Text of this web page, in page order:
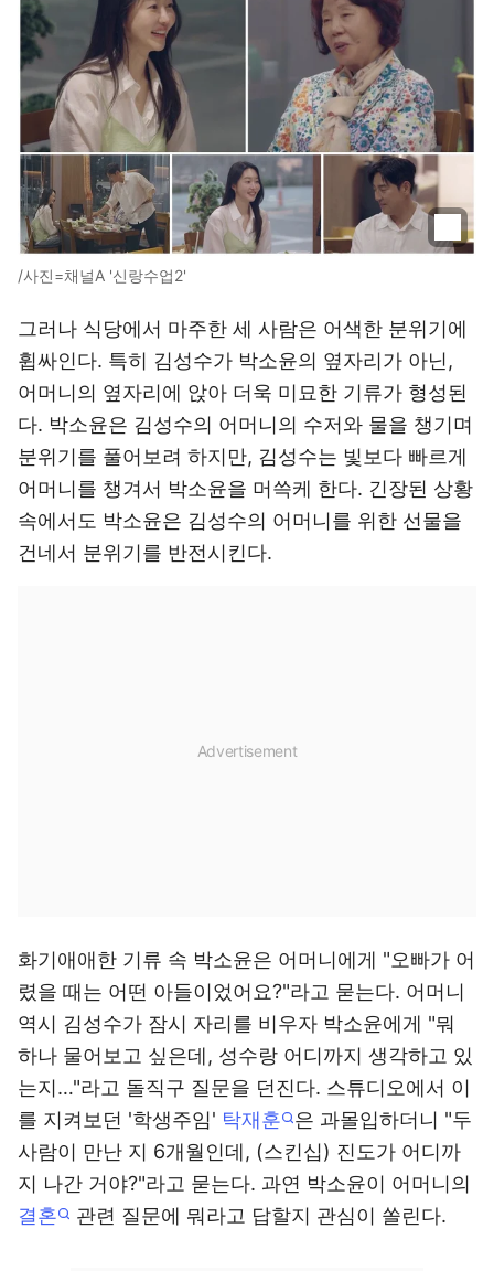
/사진=채널A '신랑수업2'
그러나 식당에서 마주한 세 사람은 어색한 분위기에
휩싸인다. 특히 김성수가 박소윤의 옆자리가 아닌,
어머니의 옆자리에 앉아 더욱 미묘한 기류가 형성된
다. 박소윤은 김성수의 어머니의 수저와 물을 챙기며
분위기를 풀어보려 하지만, 김성수는 빛보다 빠르게
어머니를 챙겨서 박소윤을 머쓱케 한다. 긴장된 상황
속에서도 박소윤은 김성수의 어머니를 위한 선물을
건네서 분위기를 반전시킨다.
화기애애한 기류 속 박소윤은 어머니에게 "오빠가 어
렸을 때는 어떤 아들이었어요?"라고 묻는다. 어머니
역시 김성수가 잠시 자리를 비우자 박소윤에게 "뭐
하나 물어보고 싶은데, 성수랑 어디까지 생각하고 있
는지…"라고 돌직구 질문을 던진다. 스튜디오에서 이
를 지켜보던 '학생주임' 탁재훈
은 과몰입하더니 "두
사람이 만난 지 6개월인데, (스킨십) 진도가 어디까
지 나간 거야?"라고 묻는다. 과연 박소윤이 어머니의
결혼
관련 질문에 뭐라고 답할지 관심이 쏠린다.